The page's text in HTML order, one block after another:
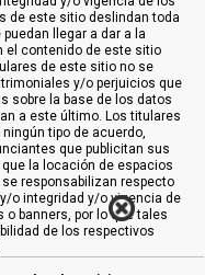
de este sitio deslindan toda
llegar a dar a la
el contenido de este sitio
de este sitio no se
y/o perjuicios que
sobre la base de los datos
a este último. Los titulares
tipo de acuerdo,
que publicitan sus
la locación de espacios
responsabilizan respecto
o integridad y/o vigencia de
banners, por lo que tales
de los respectivos